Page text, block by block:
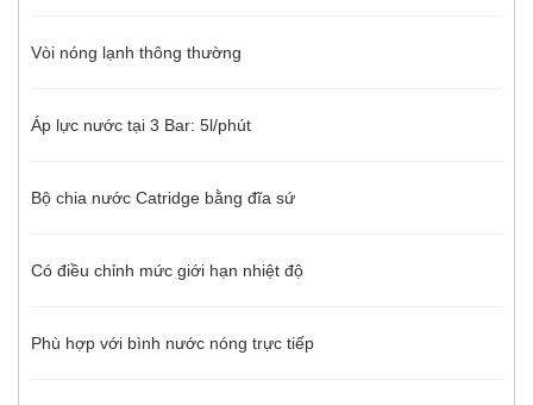
Vòi nóng lạnh thông thường
Áp lực nước tại 3 Bar: 5l/phút
Bộ chia nước Catridge bằng đĩa sứ
Có điều chỉnh mức giới hạn nhiệt độ
Phù hợp với bình nước nóng trực tiếp